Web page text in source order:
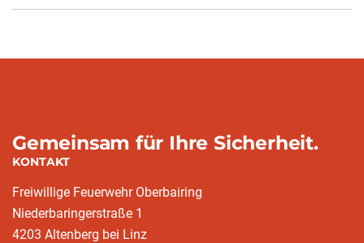
Gemeinsam für Ihre Sicherheit.
KONTAKT
Freiwillige Feuerwehr Oberbairing
Niederbaringerstraße 1
4203 Altenberg bei Linz